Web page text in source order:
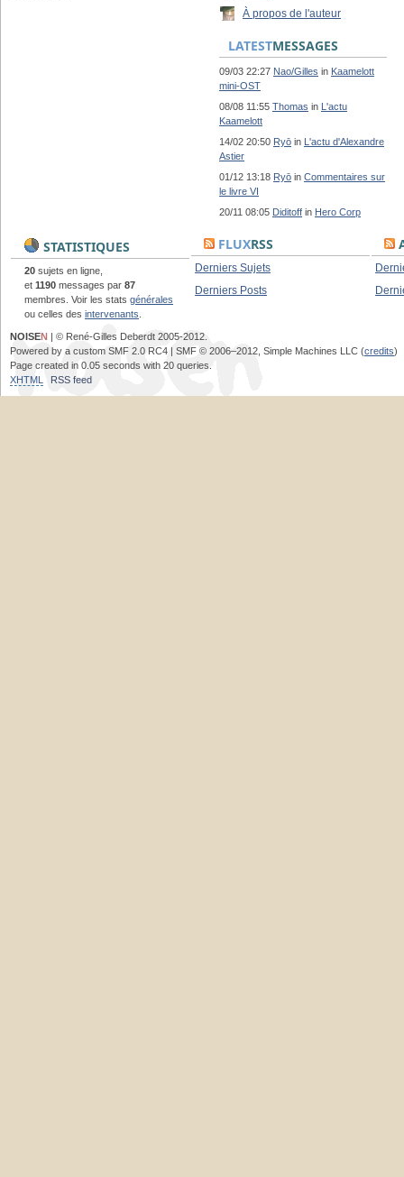
À propos de l'auteur
LATESTMESSAGES
09/03 22:27 Nao/Gilles in Kaamelott
mini-OST
08/08 11:55 Thomas in L'actu
Kaamelott
14/02 20:50 Ryō in L'actu d'Alexandre
Astier
01/12 13:18 Ryō in Commentaires sur
le livre VI
20/11 08:05 Diditoff in Hero Corp
STATISTIQUES
20 sujets en ligne,
et 1190 messages par 87
membres. Voir les stats générales
ou celles des intervenants
FLUXRSS
Derniers Sujets
Derniers Posts
NOISEN | © René-Gilles Deberdt 2005-2012.
Powered by a custom SMF 2.0 RC4 | SMF © 2006–2012, Simple Machines LLC (credits)
Page created in 0.05 seconds with 20 queries.
XHTML
RSS feed